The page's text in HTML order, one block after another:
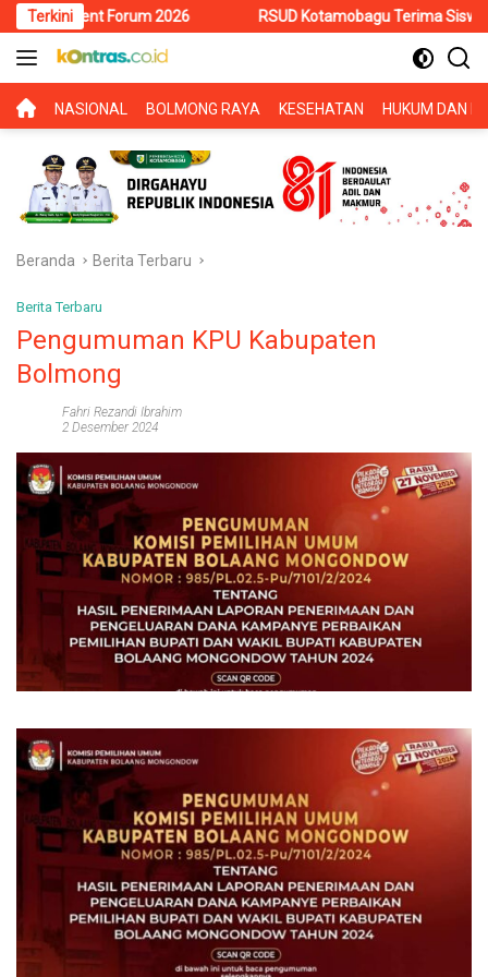
Langsung
ke
konten
Terkini
2026 RSUD Kotamobagu Terima Siswa PKL SMK
BERANDA
NASIONAL BOLMONG RAYA KESEHATAN HUKUM DAN
Beranda Berita Terbaru
Berita Terbaru
Pengumuman KPU Kabupaten
Bolmong
Fahri Rezandi Ibrahim
2 Desember 2024